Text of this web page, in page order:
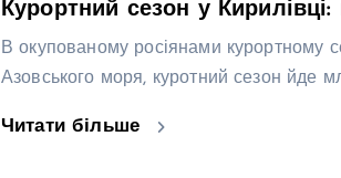
Курортний сезон у
В окупованому росіянами курортному
Азовського моря, куротний сезон йде
Читати більше